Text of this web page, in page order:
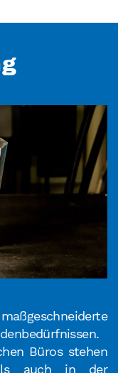
Büros stehen
auch in der